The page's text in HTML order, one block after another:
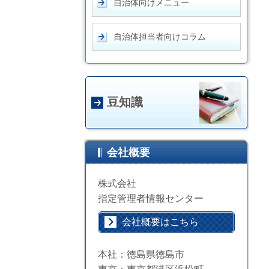
自治体向けメニュー
自治体担当者向けコラム
豆知識
会社概要
株式会社
指定管理者情報センター
会社概要はこちら
本社：徳島県徳島市